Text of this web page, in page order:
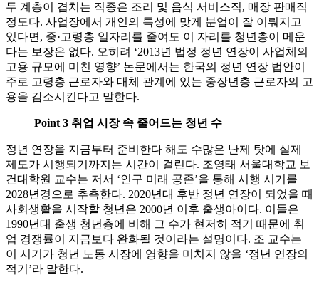
두 계층이 겹치는 직종은 조리 및 음식 서비스직, 매장 판매직
정도다. 사업장에서 개인의 특성에 맞게 분업이 잘 이뤄지고
있다면, 중·고령층 일자리를 줄여도 이 자리를 청년층이 메운
다는 보장은 없다. 오히려 ‘2013년 법정 정년 연장이 사업체의
고용 규모에 미친 영향’ 논문에서는 한국의 정년 연장 법안이
주로 고령층 근로자와 대체 관계에 있는 중장년층 근로자의 고
용을 감소시킨다고 말한다.
Point 3 취업 시장 속 줄어드는 청년 수
정년 연장을 지금부터 준비한다 해도 수많은 난제 탓에 실제
제도가 시행되기까지는 시간이 걸린다. 조영태 서울대학교 보
건대학원 교수는 저서 ‘인구 미래 공존’을 통해 시행 시기를
2028년경으로 추측한다. 2020년대 후반 정년 연장이 되었을 때
사회생활을 시작할 청년은 2000년 이후 출생아이다. 이들은
1990년대 출생 청년층에 비해 그 수가 현저히 적기 때문에 취
업 경쟁률이 지금보다 완화될 것이라는 설명이다. 조 교수는
이 시기가 청년 노동 시장에 영향을 미치지 않을 ‘정년 연장의
적기’라 말한다.